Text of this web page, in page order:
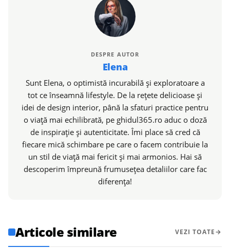
DESPRE AUTOR
Elena
Sunt Elena, o optimistă incurabilă și exploratoare a
tot ce înseamnă lifestyle. De la rețete delicioase și
idei de design interior, până la sfaturi practice pentru
o viață mai echilibrată, pe ghidul365.ro aduc o doză
de inspirație și autenticitate. Îmi place să cred că
fiecare mică schimbare pe care o facem contribuie la
un stil de viață mai fericit și mai armonios. Hai să
descoperim împreună frumusețea detaliilor care fac
diferența!
Articole similare VEZI TOATE